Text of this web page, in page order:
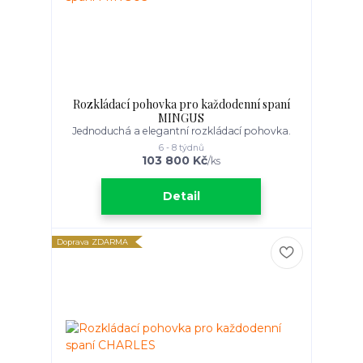
Rozkládací pohovka pro každodenní spaní
MINGUS
Jednoduchá a elegantní rozkládací pohovka.
103 800 Kč/ks
6 - 8 týdnů
Detail
Doprava ZDARMA